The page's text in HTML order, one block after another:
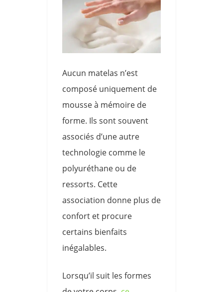
Aucun matelas n’est
composé uniquement de
mousse à mémoire de
forme. Ils sont souvent
associés d’une autre
technologie comme le
polyuréthane ou de
ressorts. Cette
association donne plus de
confort et procure
certains bienfaits
inégalables.
Lorsqu’il suit les formes